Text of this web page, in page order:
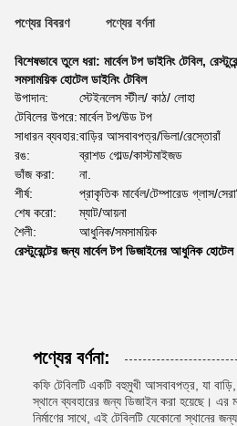
পণ্যের বিবরণ পণ্যের বর্ণনা
বিশেষভাবে তুলে ধরা: মার্বেল টপ ডাইনিং টেবিল,
সমসাময়িক হোটেল ডাইনিং টেবিল
উপাদান:
স্টেইনলেস স্টীল/ কাঠ/ লোহা
টেবিলের উপরে:মার্বেল টপ/উড টপ
সাধারন ব্যবহার:বাড়ির আসবাবপত্র/ভিলা/রেস্তোরাঁ
রঙ:
ব্রাশড গোল্ড/কাস্টমাইজড
ভাঁজ করা:
না.
শীর্ষ:
প্রাকৃতিক মার্বেল/টেম্পারেড গ্লাস/
শেষ করো:
ম্যাট/আয়না
শৈলী:
আধুনিক/সমসাময়িক
রেস্টুরেন্টের জন্য মার্বেল টপ ডিজাইনের আধুনিক হোটেল
পণ্যের বর্ণনা:
কফি টেবিলটি একটি বহুমুখী আসবাবপত্র, যা
স্থানে ব্যবহারের জন্য ডিজাইন করা হয়েছে। এর
নির্মাণের সাথে, এই টেবিলটি যেকোনো স্থানের